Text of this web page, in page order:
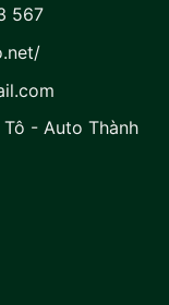
567
- Auto Thành